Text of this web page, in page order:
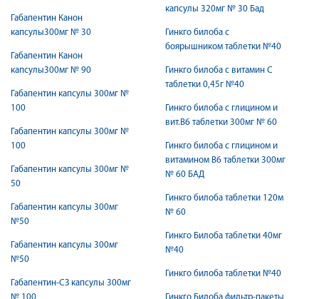
Габапентин Канон
капсулы300мг № 30
Габапентин Канон
капсулы300мг № 90
Габапентин капсулы 300мг №
100
Габапентин капсулы 300мг №
100
Габапентин капсулы 300мг №
50
Габапентин капсулы 300мг
№50
Габапентин капсулы 300мг
№50
Габапентин-СЗ капсулы 300мг
капсулы 320мг № 30 Бад
Гинкго билоба с
боярышником таблетки №40
Гинкго билоба с витамин С
таблетки 0,45г №40
Гинкго билоба с глицином и
вит.В6 таблетки 300мг № 60
Гинкго билоба с глицином и
витамином В6 таблетки 300мг
№ 60 БАД
Гинкго билоба таблетки 120м
№ 60
Гинкго Билоба таблетки 40мг
№40
Гинкго билоба таблетки №40